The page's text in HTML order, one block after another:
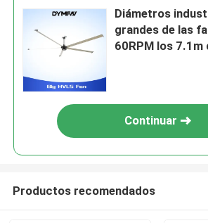
Diámetros
grandes de las
60RPM los 7.1m
Continuar
Productos recomendados